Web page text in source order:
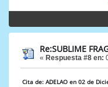
Re:SUBLIME
« Respuesta #8 en:
Cita de: ADELAO en 02 de